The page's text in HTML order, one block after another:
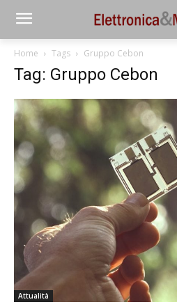
Home Tags Gruppo Cebon
Tag: Gruppo Cebon
Attualità